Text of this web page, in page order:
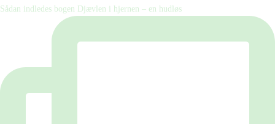
Sådan indledes bogen Djævlen i hjernen – en hudløs